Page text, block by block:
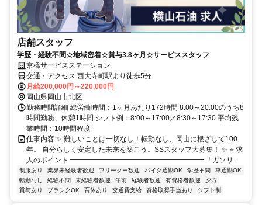
店舗スタッフ
学歴・経験不問☆地域密着☆賞与3.8ヶ月☆サービススタッフ
京橋サービスステーション
交通・アクセス 西大寺町駅より徒歩5分
月給200,000円～220,000円
岡山県岡山市北区
勤務時間詳細 総労働時間：1ヶ月あたり172時間 8:00～20:00のうち8
時間勤務、休憩1時間 シフト例：8:00～17:00／8:30～17:30 平均残
業時間：10時間程度
仕事内容 ✨ 難しいことは一切なし！転勤なし、岡山に根ざして100
年。 自分らしく安定した未来を築こう。SSスタッフ大募集！ ✨ ⭐ 求
人のポイント ━━━━━━━━━━━━━━━━━━━ 「ガソリ...
制服あり 業界未経験者歓迎 フリーター歓迎 バイク通勤OK 学歴不問
車通勤OK
転勤なし
経験不問 未経験者歓迎 午前 経験者歓迎 有資格者歓迎
夕方
賞与あり
ブランクOK 育休あり 交通費支給 資格取得手当あり シフト制